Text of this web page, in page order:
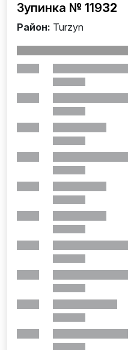
Зупинка № 11932
Район: Turzyn